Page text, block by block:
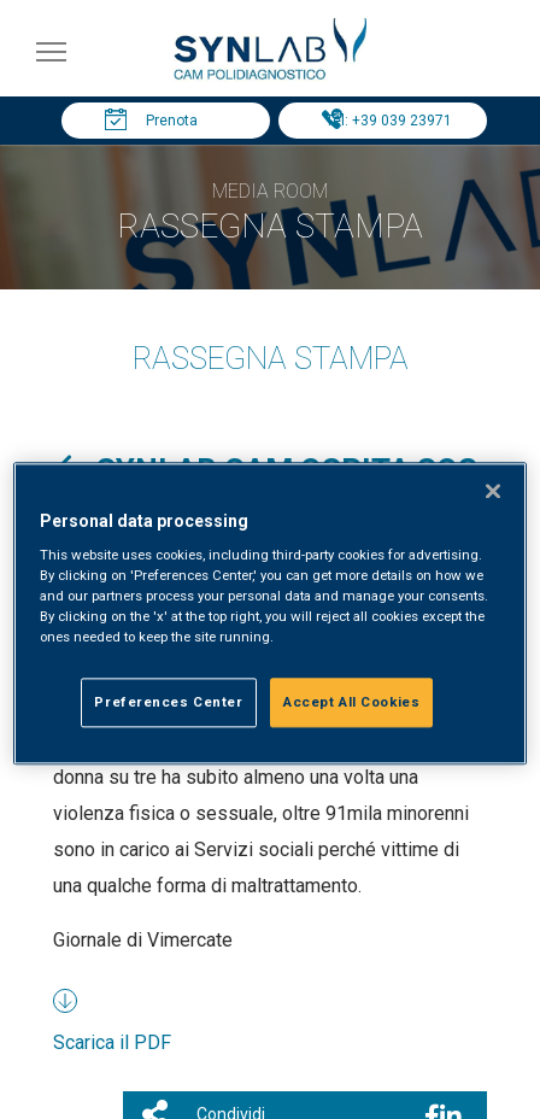
Prenota Tel: +39 039 23971
MEDIA ROOM
RASSEGNA STAMPA
RASSEGNA STAMPA
SYNLAB CAM OSPITA SOS
VILLAGGI DEI BAMBINI
Doppio appuntamento con l’Sos Villaggi dei
Ogni anno, in Italia, si stima che oltre 400mila
donna su tre ha subito almeno una volta una
violenza fisica o sessuale, oltre 91mila minorenni
sono in carico ai Servizi sociali perché vittime di
una qualche forma di maltrattamento.
Giornale di Vimercate
Scarica il PDF
Condividi
Personal data processing
This website uses cookies, including third-party cookies for advertising.
By clicking on 'Preferences Center,' you can get more details on how we
and our partners process your personal data and manage your consents.
By clicking on the 'x' at the top right, you will reject all cookies except the
ones needed to keep the site running.
Preferences Center Accept All Cookies